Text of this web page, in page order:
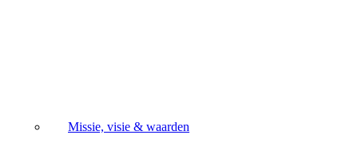
Missie, visie & waarden